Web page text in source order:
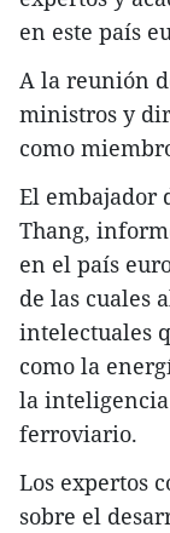
en este país
A la reunión
ministros y
como
El embajador
Thang,
en el país
de las cuales
intelectuales
como la
la
ferroviario.
Los expertos
sobre el